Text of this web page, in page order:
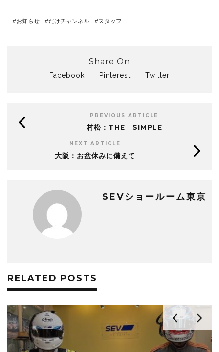
お知らせ だけチャンネル スタッフ
Share On
Facebook Pinterest Twitter
PREVIOUS ARTICLE
村松：THE SIMPLE
NEXT ARTICLE
大阪：お盆休みに備えて
SEVショールーム東京
RELATED POSTS